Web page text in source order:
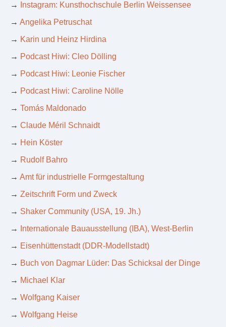
→
Instagram: Kunsthochschule Berlin Weissensee
→ Angelika Petruschat
→ Karin und Heinz Hirdina
→ Podcast Hiwi: Cleo Dölling
→ Podcast Hiwi: Leonie Fischer
→ Podcast Hiwi: Caroline Nölle
→ Tomás Maldonado
→ Claude Méril Schnaidt
→ Hein Köster
→ Rudolf Bahro
→ Amt für industrielle Formgestaltung
→ Zeitschrift Form und Zweck
→ Shaker Community (USA, 19. Jh.)
→
Internationale Bauausstellung (IBA), West-Berlin
→ Eisenhüttenstadt (DDR-Modellstadt)
→ Buch von Dagmar Lüder: Das Schicksal der Dinge
→ Michael Klar
→ Wolfgang Kaiser
→ Wolfgang Heise